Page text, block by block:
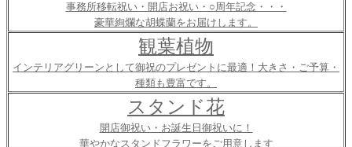
事務所移転祝い・開店お祝い・○周年記念・・・
豪華絢爛な胡蝶蘭をお届けします。
観葉植物
インテリアグリーンとして御祝のプレゼントに最適！大きさ・ご予算・
種類も豊富です。
スタンド花
開店御祝い・お誕生日御祝いに！
華やかなスタンドフラワーをご用意します